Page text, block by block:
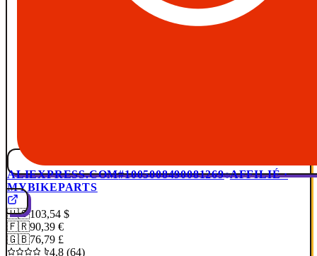
ALIEXPRESS.COM#1005008490081269 AFFILIÉ ·
MYBIKEPARTS
🇺🇸103,54 $
🇫🇷90,39 €
🇬🇧76,79 £
4.8 (64)